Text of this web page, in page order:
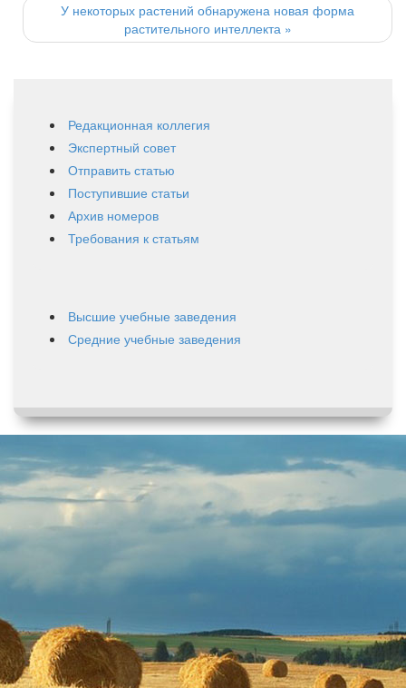
У некоторых растений обнаружена новая форма
растительного интеллекта »
Редакционная коллегия
Экспертный совет
Отправить статью
Поступившие статьи
Архив номеров
Требования к статьям
Высшие учебные заведения
Средние учебные заведения